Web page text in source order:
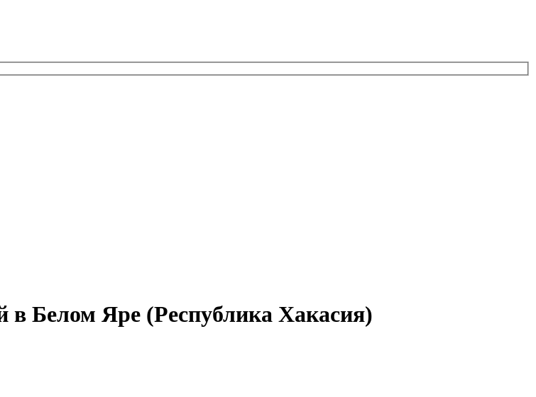
в Белом Яре (Республика Хакасия)